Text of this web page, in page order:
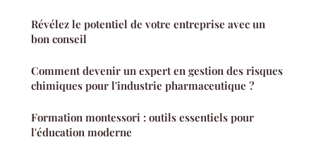
Révélez le potentiel de votre entreprise avec un
bon conseil
Comment devenir un expert en gestion des risques
chimiques pour l'industrie pharmaceutique ?
Formation montessori : outils essentiels pour
l'éducation moderne